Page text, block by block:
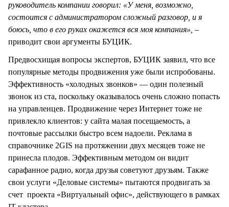
руководитель компании говорил: «У меня, возможно,
состоится с администратором сложный разговор, и я
боюсь, что в его руках окажется вся моя компания», –
приводит свои аргументы БУЦИК.
Предвосхищая вопросы экспертов, БУЦИК заявил, что все
популярные методы продвижения уже были испробованы.
Эффективность «холодных звонков» — один полезный
звонок из ста, поскольку оказывалось очень сложно попасть
на управленцев. Продвижение через Интернет тоже не
привлекло клиентов: у сайта малая посещаемость, а
почтовые рассылки быстро всем надоели. Реклама в
справочнике 2GIS на протяжении двух месяцев тоже не
принесла плодов. Эффективным методом он видит
сарафанное радио, когда друзья советуют друзьям. Также
свои услуги «Деловые системы» пытаются продвигать за
счет проекта «Виртуальный офис», действующего в рамках